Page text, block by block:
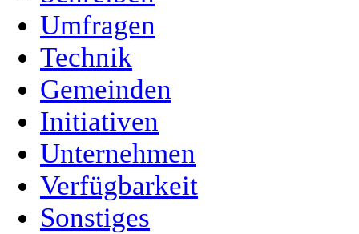
Umfragen
Technik
Gemeinden
Initiativen
Unternehmen
Verfügbarkeit
Sonstiges